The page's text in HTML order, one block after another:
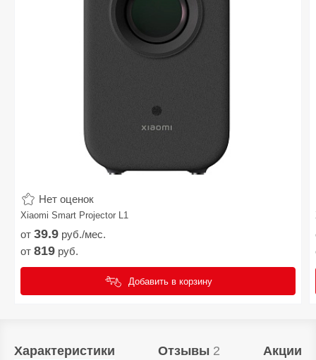
Нет оценок
Xiaomi Smart Projector L1
от 39.9 руб./мес.
от 819 руб.
Добавить в корзину
Характеристики Отзывы 2 Акции